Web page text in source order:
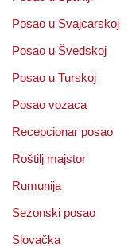
Posao u Svajcarskoj
Posao u Švedskoj
Posao u Turskoj
Posao vozaca
Recepcionar posao
Roštilj majstor
Rumunija
Sezonski posao
Slovačka